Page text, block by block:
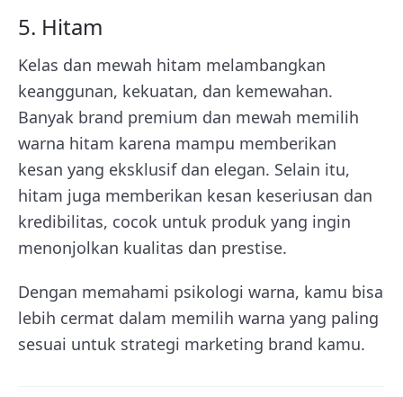
5. Hitam
Kelas dan mewah hitam melambangkan
keanggunan, kekuatan, dan kemewahan.
Banyak brand premium dan mewah memilih
warna hitam karena mampu memberikan
kesan yang eksklusif dan elegan. Selain itu,
hitam juga memberikan kesan keseriusan dan
kredibilitas, cocok untuk produk yang ingin
menonjolkan kualitas dan prestise.
Dengan memahami psikologi warna, kamu bisa
lebih cermat dalam memilih warna yang paling
sesuai untuk strategi marketing brand kamu.